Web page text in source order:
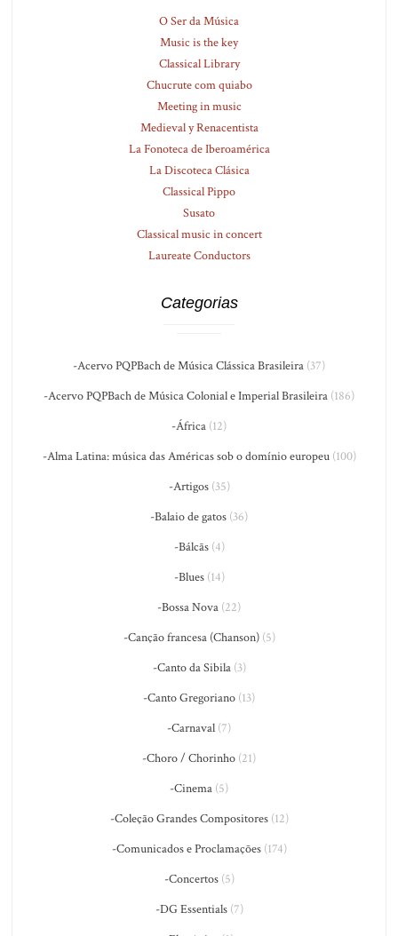
O Ser da Música
Music is the key
Classical Library
Chucrute com quiabo
Meeting in music
Medieval y Renacentista
La Fonoteca de Iberoamérica
La Discoteca Clásica
Classical Pippo
Susato
Classical music in concert
Laureate Conductors
Categorias
-Acervo PQPBach de Música Clássica Brasileira (37)
-Acervo PQPBach de Música Colonial e Imperial Brasileira (186)
-África (12)
-Alma Latina: música das Américas sob o domínio europeu(100)
-Artigos(35)
-Balaio de gatos (36)
-Bálcãs(4)
-Blues(14)
-Bossa Nova (22)
-Canção francesa (Chanson)(5)
-Canto da Sibila(3)
-Canto Gregoriano (13)
-Carnaval (7)
-Choro / Chorinho (21)
-Cinema (5)
-Coleção Grandes Compositores(12)
-Comunicados e Proclamações(174)
-Concertos(5)
-DG Essentials(7)